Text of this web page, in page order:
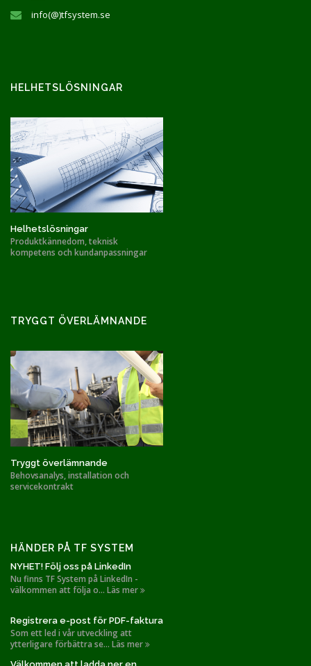
info(@)tfsystem.se
HELHETSLÖSNINGAR
Helhetslösningar
Produktkännedom, teknisk
kompetens och kundanpassningar
TRYGGT ÖVERLÄMNANDE
Tryggt överlämnande
Behovsanalys, installation och
servicekontrakt
HÄNDER PÅ TF SYSTEM
NYHET! Följ oss på LinkedIn
Nu finns TF System på LinkedIn -
välkommen att följa o... Läs mer
Registrera e-post för PDF-faktura
Som ett led i vår utveckling att
ytterligare förbättra se... Läs mer